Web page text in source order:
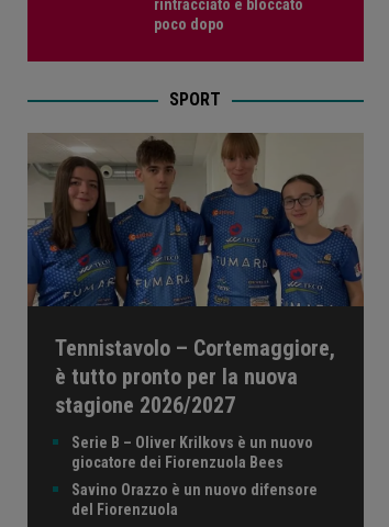
rintracciato e bloccato
poco dopo
SPORT
Tennistavolo – Cortemaggiore,
è tutto pronto per la nuova
stagione 2026/2027
Serie B – Oliver Krilkovs è un nuovo
giocatore dei Fiorenzuola Bees
Savino Orazzo è un nuovo difensore
del Fiorenzuola